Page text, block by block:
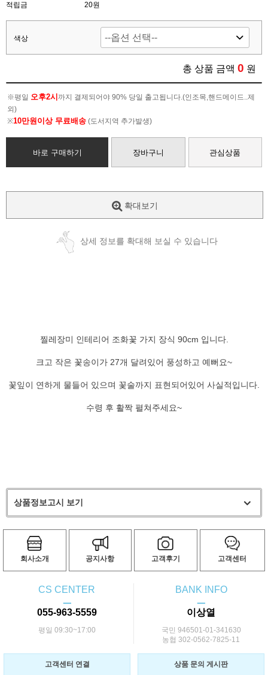
적립금 20원
색상
총 상품 금액 0 원
※평일 오후2시 까지 결제되어야 90% 당일 출고됩니다.(인조목,핸드메이드..제
외)
※10만원이상 무료배송 (도서지역 추가발생)
바로 구매하기 장바구니 관심상품
확대보기
상세 정보를 확대해 보실 수 있습니다
찔레장미 인테리어 조화꽃 가지 장식 90cm 입니다.
크고 작은 꽃송이가 27개 달려있어 풍성하고 예뻐요~
꽃잎이 연하게 물들어 있으며 꽃술까지 표현되어있어 사실적입니다.
수령 후 활짝 펼쳐주세요~
상품정보고시 보기
회사소개 공지사항 고객후기 고객센터
CS CENTER
ㅡ
055-963-5559
평일 09:30~17:00
BANK INFO
ㅡ
이상열
국민 946501-01-341630
농협 302-0562-7825-11
고객센터 연결 상품 문의 게시판